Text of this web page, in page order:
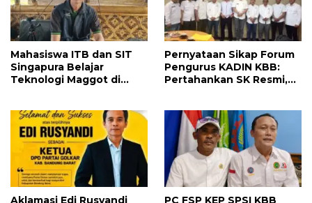
Mahasiswa ITB dan SIT
Singapura Belajar
Teknologi Maggot di
Berkelanjutan
Pernyataan Sikap Forum
Pengurus KADIN KBB:
Pertahankan SK Resmi,
Polemik
Aklamasi Edi Rusyandi
PC FSP KEP SPSI KBB